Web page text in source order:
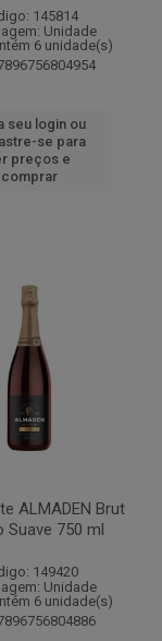
145814
Unidade
6 unidade(s)
seu login ou
se para
preços e
comprar
ALMADEN Brut
Suave 750 ml
149420
Unidade
6 unidade(s)